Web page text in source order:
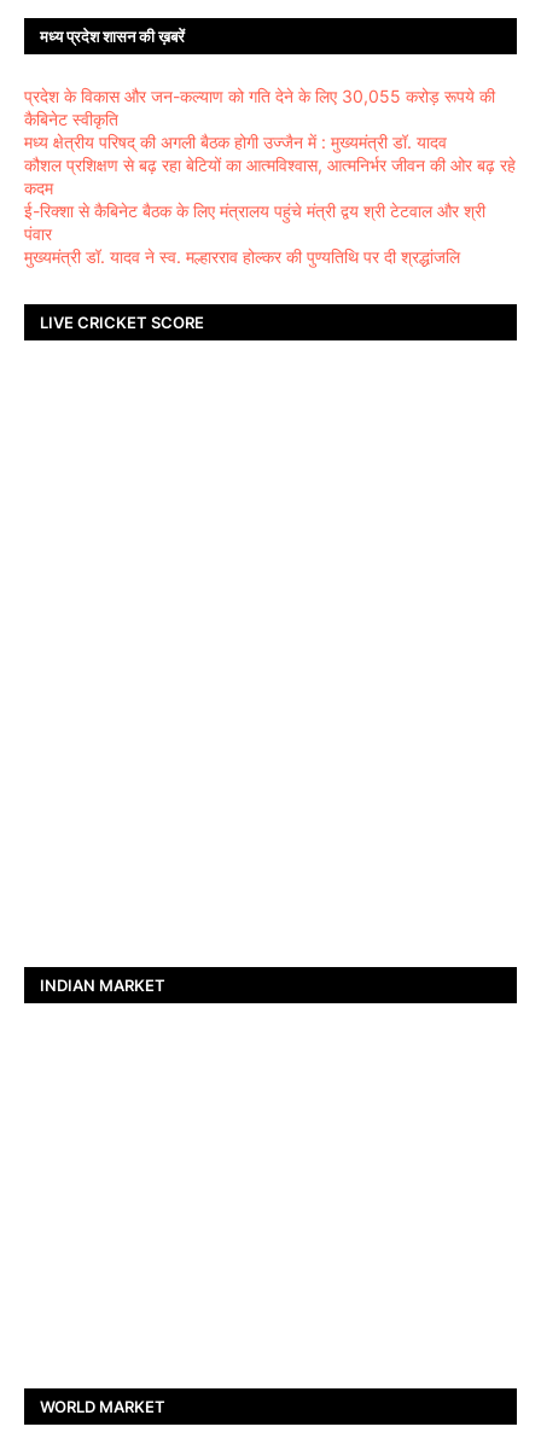
मध्य प्रदेश शासन की ख़बरें
प्रदेश के विकास और जन-कल्याण को गति देने के लिए 30,055 करोड़ रूपये की
कैबिनेट स्वीकृति
मध्य क्षेत्रीय परिषद् की अगली बैठक होगी उज्जैन में : मुख्यमंत्री डॉ. यादव
कौशल प्रशिक्षण से बढ़ रहा बेटियों का आत्मविश्वास, आत्मनिर्भर जीवन की ओर बढ़ रहे
कदम
ई-रिक्शा से कैबिनेट बैठक के लिए मंत्रालय पहुंचे मंत्री द्वय श्री टेटवाल और श्री
पंवार
मुख्यमंत्री डॉ. यादव ने स्व. मल्हारराव होल्कर की पुण्यतिथि पर दी श्रद्धांजलि
LIVE CRICKET SCORE
INDIAN MARKET
WORLD MARKET